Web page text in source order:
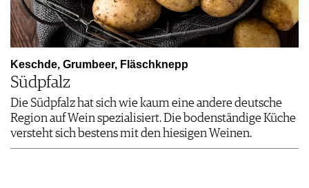
Keschde, Grumbeer, Fläschknepp
Südpfalz
Die Südpfalz hat sich wie kaum eine andere deutsche
Region auf Wein spezialisiert. Die bodenständige Küche
versteht sich bestens mit den hiesigen Weinen.